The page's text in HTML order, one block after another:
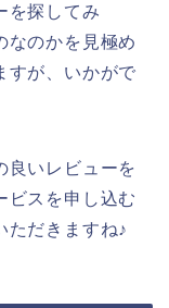
を探してみ
なのかを見極め
すが、いかがで
良いレビューを
ビスを申し込む
ただきますね♪